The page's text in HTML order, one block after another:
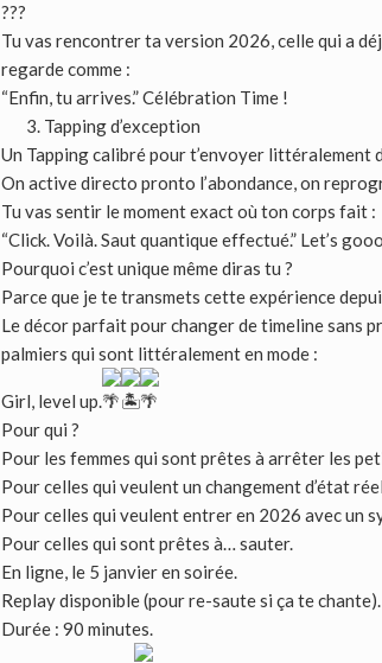
???
Tu vas rencontrer ta version 2026, celle qui a
regarde comme :
“Enfin, tu arrives.” Célébration Time !
3. Tapping d’exception
Un Tapping calibré pour t’envoyer littéralement
On active directo pronto l’abondance, on
Tu vas sentir le moment exact où ton corps fait :
“Click. Voilà. Saut quantique effectué.” Let’s
Pourquoi c’est unique même diras tu ?
Parce que je te transmets cette expérience
Le décor parfait pour changer de timeline sans
palmiers qui sont littéralement en mode :
Girl, level up.
Pour qui ?
Pour les femmes qui sont prêtes à arrêter les
Pour celles qui veulent un changement d’état
Pour celles qui veulent entrer en 2026 avec un
Pour celles qui sont prêtes à… sauter.
En ligne, le 5 janvier en soirée.
Replay disponible (pour re-saute si ça te chante).
Durée : 90 minutes.